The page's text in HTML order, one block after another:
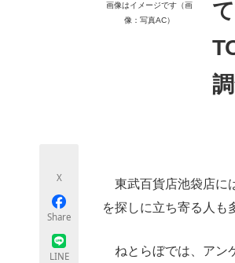
モノづくり技術者専門サ
画像はイメージです（画
像：写真AC）
X
Share
LINE
東武百貨店池袋店に
を探しに立ち寄る人も
ねとらぼでは、アン